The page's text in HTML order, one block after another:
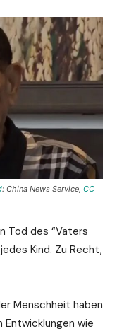
: China News Service, CC
Tod des “Vaters
Kind. Zu Recht,
Menschheit haben
wie